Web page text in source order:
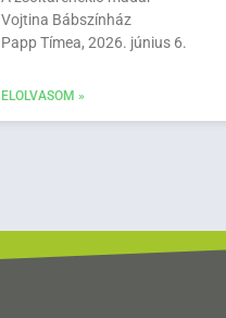
Vojtina Bábszínház
Papp Tímea, 2026. június 6.
ELOLVASOM »